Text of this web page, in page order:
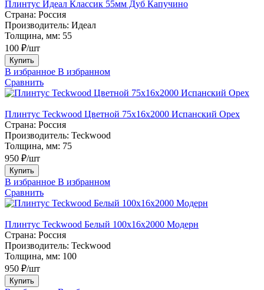
Плинтус Идеал Классик 55мм Дуб Капучино
Страна: Россия
Производитель: Идеал
Толщина, мм: 55
100 ₽/шт
Купить
В избранное В избранном
Сравнить
Плинтус Teckwood Цветной 75х16х2000 Испанский Орех
Страна: Россия
Производитель: Teckwood
Толщина, мм: 75
950 ₽/шт
Купить
В избранное В избранном
Сравнить
Плинтус Teckwood Белый 100х16х2000 Модерн
Страна: Россия
Производитель: Teckwood
Толщина, мм: 100
950 ₽/шт
Купить